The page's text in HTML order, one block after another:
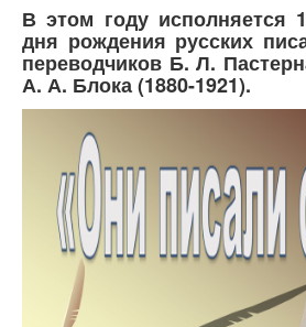
В этом году исполняется
дня рождения русских
переводчиков Б. Л.
А. А. Блока (1880-1921).